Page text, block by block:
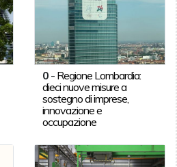
0 - Regione Lombardia:
dieci nuove misure a
sostegno di imprese,
innovazione e
occupazione